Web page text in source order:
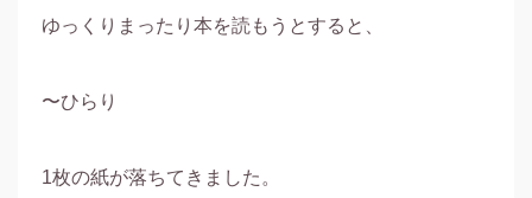
ゆっくりまったり本を読もうとすると、
〜ひらり
1枚の紙が落ちてきました。